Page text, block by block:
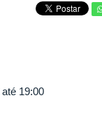
até 19:00